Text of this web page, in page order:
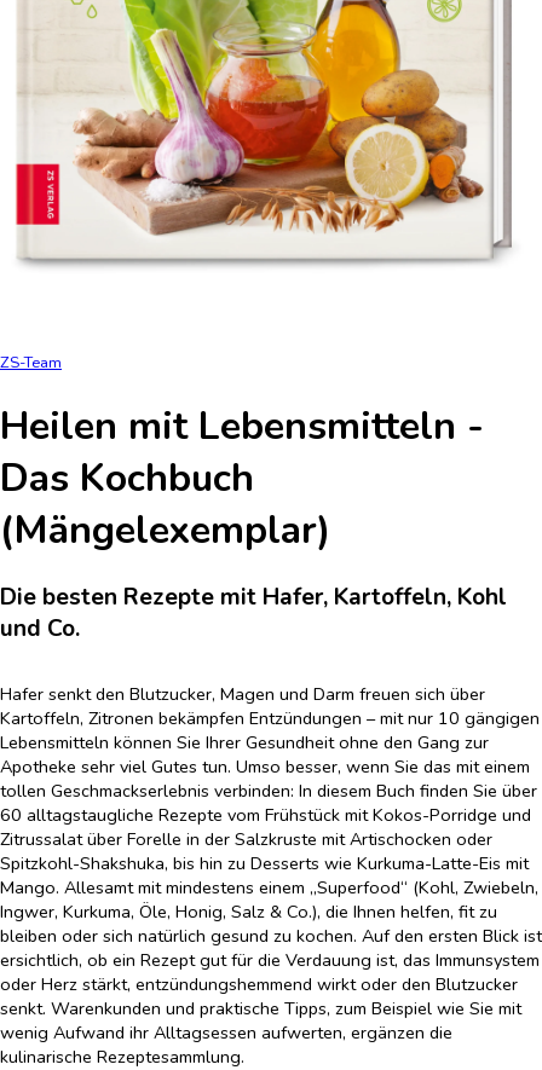
ZS-Team
Heilen mit Lebensmitteln -
Das Kochbuch
(Mängelexemplar)
Die besten Rezepte mit Hafer, Kartoffeln, Kohl
und Co.
Hafer senkt den Blutzucker, Magen und Darm freuen sich über
Kartoffeln, Zitronen bekämpfen Entzündungen – mit nur 10 gängigen
Lebensmitteln können Sie Ihrer Gesundheit ohne den Gang zur
Apotheke sehr viel Gutes tun. Umso besser, wenn Sie das mit einem
tollen Geschmackserlebnis verbinden: In diesem Buch finden Sie über
60 alltagstaugliche Rezepte vom Frühstück mit Kokos-Porridge und
Zitrussalat über Forelle in der Salzkruste mit Artischocken oder
Spitzkohl-Shakshuka, bis hin zu Desserts wie Kurkuma-Latte-Eis mit
Mango. Allesamt mit mindestens einem „Superfood“ (Kohl, Zwiebeln,
Ingwer, Kurkuma, Öle, Honig, Salz & Co.), die Ihnen helfen, fit zu
bleiben oder sich natürlich gesund zu kochen. Auf den ersten Blick ist
ersichtlich, ob ein Rezept gut für die Verdauung ist, das Immunsystem
oder Herz stärkt, entzündungshemmend wirkt oder den Blutzucker
senkt. Warenkunden und praktische Tipps, zum Beispiel wie Sie mit
wenig Aufwand ihr Alltagsessen aufwerten, ergänzen die
kulinarische Rezeptesammlung.